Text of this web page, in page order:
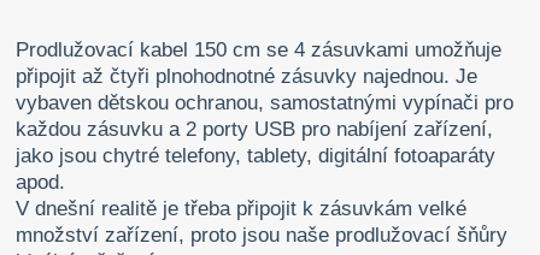
Prodlužovací kabel 150 cm se 4 zásuvkami umožňuje
připojit až čtyři plnohodnotné zásuvky najednou. Je
vybaven dětskou ochranou, samostatnými vypínači pro
každou zásuvku a 2 porty USB pro nabíjení zařízení,
jako jsou chytré telefony, tablety, digitální fotoaparáty
apod.
V dnešní realitě je třeba připojit k zásuvkám velké
množství zařízení, proto jsou naše prodlužovací šňůry